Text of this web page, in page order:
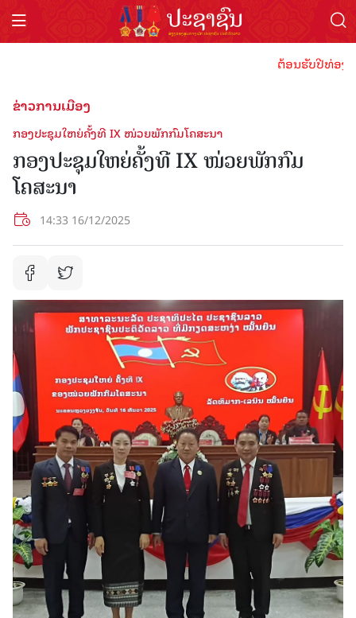
ຕ້ອນຮັບປີທ່ອງທ່ຽ
ຂ່າວການເມືອງ
ກອງປະຊຸມໃຫຍ່ຄັ້ງທີ IX ໜ່ວຍພັກກົມໂຄສະນາ
ກອງປະຊຸມໃຫຍ່ຄັ້ງທີ IX ໜ່ວຍພັກກົມ
ໂຄສະນາ
14:33 16/12/2025